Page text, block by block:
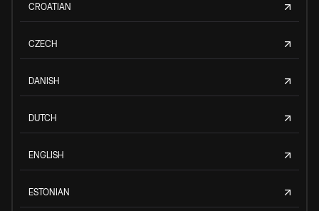
CROATIAN
CZECH
DANISH
DUTCH
ENGLISH
ESTONIAN